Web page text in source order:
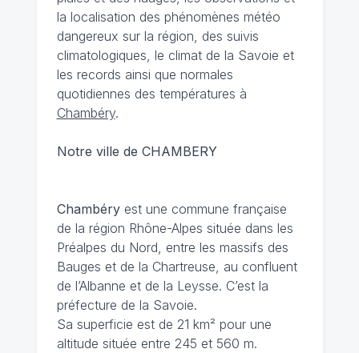
la localisation des phénomènes météo
dangereux sur la région, des suivis
climatologiques, le climat de la Savoie et
les records ainsi que normales
quotidiennes des températures à
Chambéry.
Notre ville de CHAMBERY
Chambéryest une commune française
de la région Rhône-Alpes située dans les
Préalpes du Nord, entre les massifs des
Bauges et de la Chartreuse, au confluent
de l’Albanne et de la Leysse. C’est la
préfecture de la Savoie.
Sa superficie est de 21 km² pour une
altitude située entre 245 et 560 m.